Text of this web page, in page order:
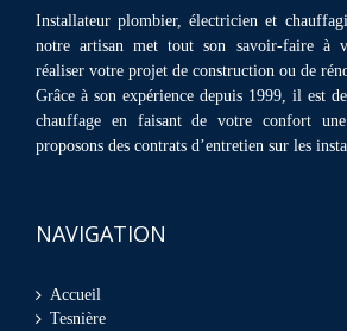
Installateur plombier, électricien et
notre artisan met tout son savoir-faire à
réaliser votre projet de construction ou de
Grâce à son expérience depuis 1999, il est
chauffage en faisant de votre confort
proposons des contrats d’entretien sur les
NAVIGATION
Accueil
Tesnière